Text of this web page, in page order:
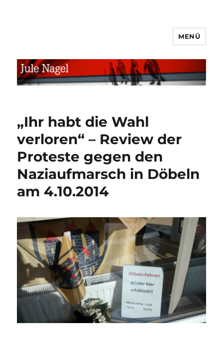
MENÜ
„Ihr habt die Wahl
verloren“ – Review der
Proteste gegen den
Naziaufmarsch in Döbeln
am 4.10.2014